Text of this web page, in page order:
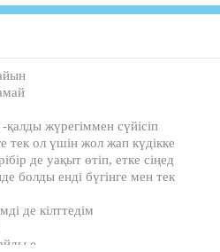
қалды жүрегіммен сүйісіп
тек ол үшін жол жап күдікке
де уақыт өтіп, етке сіңед
болды енді бүгінге мен тек
де кілттедім
е